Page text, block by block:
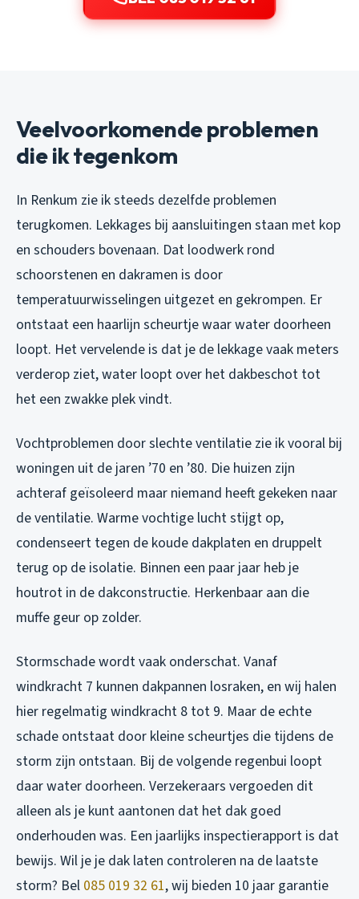
Veelvoorkomende problemen
die ik tegenkom
In Renkum zie ik steeds dezelfde problemen
terugkomen. Lekkages bij aansluitingen staan met kop
en schouders bovenaan. Dat loodwerk rond
schoorstenen en dakramen is door
temperatuurwisselingen uitgezet en gekrompen. Er
ontstaat een haarlijn scheurtje waar water doorheen
loopt. Het vervelende is dat je de lekkage vaak meters
verderop ziet, water loopt over het dakbeschot tot
het een zwakke plek vindt.
Vochtproblemen door slechte ventilatie zie ik vooral bij
woningen uit de jaren ’70 en ’80. Die huizen zijn
achteraf geïsoleerd maar niemand heeft gekeken naar
de ventilatie. Warme vochtige lucht stijgt op,
condenseert tegen de koude dakplaten en druppelt
terug op de isolatie. Binnen een paar jaar heb je
houtrot in de dakconstructie. Herkenbaar aan die
muffe geur op zolder.
Stormschade wordt vaak onderschat. Vanaf
windkracht 7 kunnen dakpannen losraken, en wij halen
hier regelmatig windkracht 8 tot 9. Maar de echte
schade ontstaat door kleine scheurtjes die tijdens de
storm zijn ontstaan. Bij de volgende regenbui loopt
daar water doorheen. Verzekeraars vergoeden dit
alleen als je kunt aantonen dat het dak goed
onderhouden was. Een jaarlijks inspectierapport is dat
bewijs. Wil je je dak laten controleren na de laatste
storm? Bel 085 019 32 61, wij bieden 10 jaar garantie